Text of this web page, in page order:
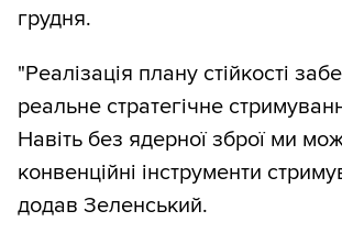
грудня.
"Реалізація плану стійкості
реальне стратегічне
Навіть без ядерної зброї ми
конвенційні інструменти
додав Зеленський.